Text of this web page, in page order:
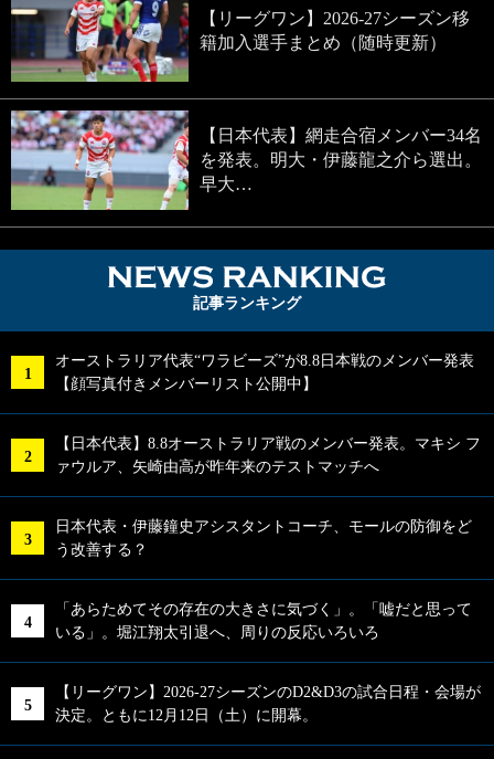
【リーグワン】2026-27シーズン移
籍加入選手まとめ（随時更新）
【日本代表】網走合宿メンバー34名
を発表。明大・伊藤龍之介ら選出。
早大…
記事ランキング
オーストラリア代表“ワラビーズ”が8.8日本戦のメンバー発表
【顔写真付きメンバーリスト公開中】
【日本代表】8.8オーストラリア戦のメンバー発表。マキシ フ
ァウルア、矢崎由高が昨年来のテストマッチへ
日本代表・伊藤鐘史アシスタントコーチ、モールの防御をど
う改善する？
「あらためてその存在の大きさに気づく」。「嘘だと思って
いる」。堀江翔太引退へ、周りの反応いろいろ
【リーグワン】2026-27シーズンのD2&D3の試合日程・会場が
決定。ともに12月12日（土）に開幕。